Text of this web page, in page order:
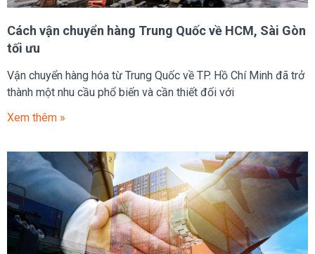
Cách vận chuyển hàng Trung Quốc về HCM, Sài Gòn
tối ưu
Vận chuyển hàng hóa từ Trung Quốc về TP. Hồ Chí Minh đã trở
thành một nhu cầu phổ biến và cần thiết đối với
Xem thêm »